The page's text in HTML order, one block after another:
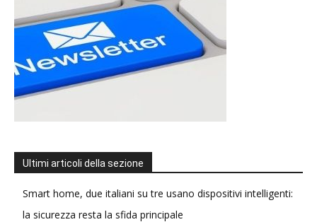
Ultimi articoli della sezione
Smart home, due italiani su tre usano dispositivi intelligenti:
la sicurezza resta la sfida principale